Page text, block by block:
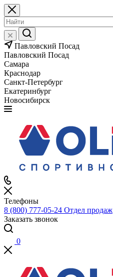
Павловский Посад
Павловский Посад
Самара
Краснодар
Санкт-Петербург
Екатеринбург
Новосибирск
Телефоны
8 (800) 777-05-24 Отдел продаж
Заказать звонок
0